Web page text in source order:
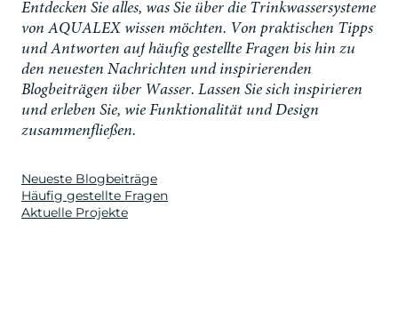
Entdecken Sie alles, was Sie über die Trinkwassersysteme
von AQUALEX wissen möchten. Von praktischen Tipps
und Antworten auf häufig gestellte Fragen bis hin zu
den neuesten Nachrichten und inspirierenden
Blogbeiträgen über Wasser. Lassen Sie sich inspirieren
und erleben Sie, wie Funktionalität und Design
zusammenfließen.
Neueste Blogbeiträge
Häufig gestellte Fragen
Aktuelle Projekte